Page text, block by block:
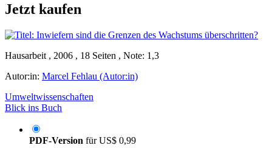
Jetzt kaufen
Hausarbeit , 2006 , 18 Seiten , Note: 1,3
Autor:in: Marcel Fehlau (Autor:in)
Umweltwissenschaften
Blick ins Buch
PDF-Version fürUS$ 0,99